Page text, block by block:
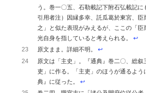
う。巻一〇五、石勒載記下附石弘載記
引用者注）因縁多幸、託瓜葛於東宮、
之」と似た表現がみえるが、ここの「
光自身を指していると考えられる。↩︎
23
原文まま。詳細不明。↩︎
24
原文は「主史」。『通典』巻二〇、総叙
吏」に作る。「主吏」のほうが通るよう
典』に従った。↩︎